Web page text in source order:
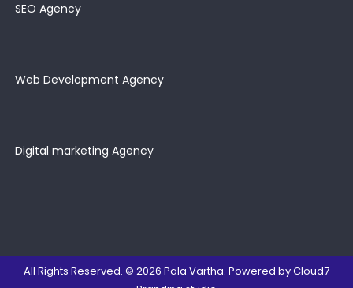
SEO Agency
Web Development Agency
Digital marketing Agency
All Rights Reserved. © 2026 Pala Vartha. Powered byCloud7